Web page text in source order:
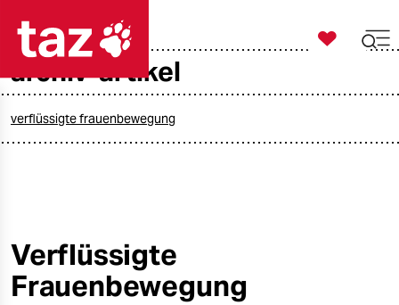
taz zahl ich
öko
gesellschaft

taz zahl ich
archiv-artikel
verflüssigte frauenbewegung
Verflüssigte
Frauenbewegung